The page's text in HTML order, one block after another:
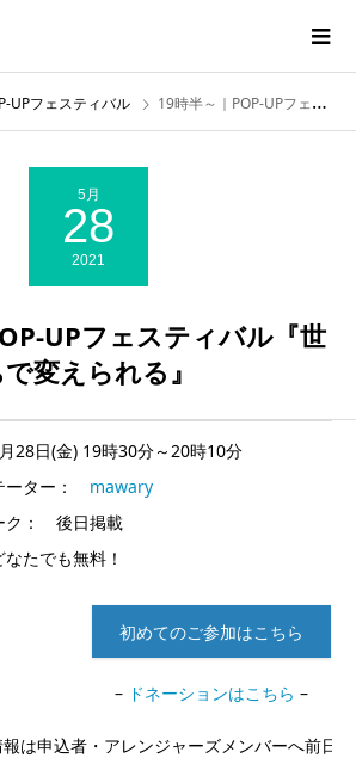
UPフェスティバル 19時半～｜POP-UPフェスティバル『世界は自分たちで変えられる』
5月
28
2021
UPフェスティバル『世
変えられる』
28日(金) 19時30分～20時10分
ーター： mawary
ク： 後日掲載
たでも無料！
初めてのご参加はこちら
– ドネーションはこちら –
は申込者・アレンジャーズメンバーへ前日